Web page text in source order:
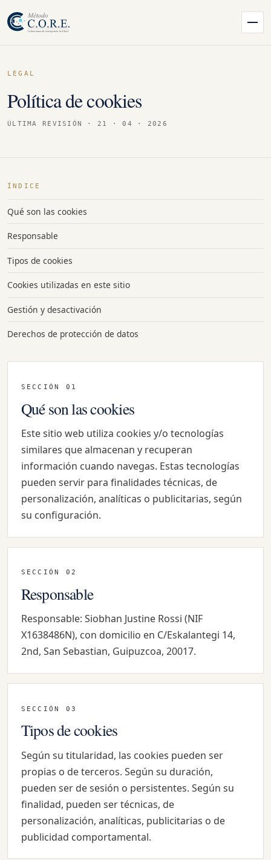
LEGAL
Política de cookies
ÚLTIMA REVISIÓN · 21 · 04 · 2026
ÍNDICE
Qué son las cookies
Responsable
Tipos de cookies
Cookies utilizadas en este sitio
Gestión y desactivación
Derechos de protección de datos
SECCIÓN 01
Qué son las cookies
Este sitio web utiliza cookies y/o tecnologías
similares que almacenan y recuperan
información cuando navegas. Estas tecnologías
pueden servir para finalidades técnicas, de
personalización, analíticas o publicitarias, según
su configuración.
SECCIÓN 02
Responsable
Responsable: Siobhan Justine Rossi (NIF
X1638486N), con domicilio en C/Eskalantegi 14,
2nd, San Sebastian, Guipuzcoa, 20017.
SECCIÓN 03
Tipos de cookies
Según su titularidad, las cookies pueden ser
propias o de terceros. Según su duración,
pueden ser de sesión o persistentes. Según su
finalidad, pueden ser técnicas, de
personalización, analíticas, publicitarias o de
publicidad comportamental.